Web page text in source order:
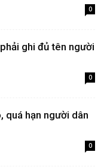
0
ghi đủ tên người
0
quá hạn người dân
0